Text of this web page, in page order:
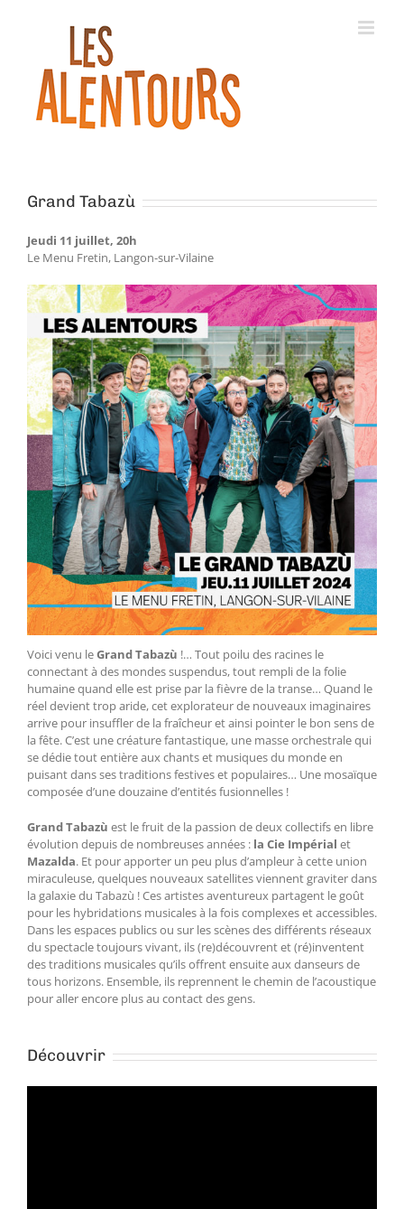
Grand Tabazù
Jeudi 11 juillet, 20h
Le Menu Fretin, Langon-sur-Vilaine
Voici venu leGrand Tabazù !… Tout poilu des racines le
connectant à des mondes suspendus, tout rempli de la folie
humaine quand elle est prise par la fièvre de la transe… Quand le
réel devient trop aride, cet explorateur de nouveaux imaginaires
arrive pour insuffler de la fraîcheur et ainsi pointer le bon sens de
la fête. C’est une créature fantastique, une masse orchestrale qui
se dédie tout entière aux chants et musiques du monde en
puisant dans ses traditions festives et populaires… Une mosaïque
composée d’une douzaine d’entités fusionnelles !
Grand Tabazù est le fruit de la passion de deux collectifs en libre
évolution depuis de nombreuses années : la Cie Impérial et
Mazalda. Et pour apporter un peu plus d’ampleur à cette union
miraculeuse, quelques nouveaux satellites viennent graviter dans
la galaxie du Tabazù ! Ces artistes aventureux partagent le goût
pour les hybridations musicales à la fois complexes et accessibles.
Dans les espaces publics ou sur les scènes des différents réseaux
du spectacle toujours vivant, ils (re)découvrent et (ré)inventent
des traditions musicales qu’ils offrent ensuite aux danseurs de
tous horizons. Ensemble, ils reprennent le chemin de l’acoustique
pour aller encore plus au contact des gens.
Découvrir